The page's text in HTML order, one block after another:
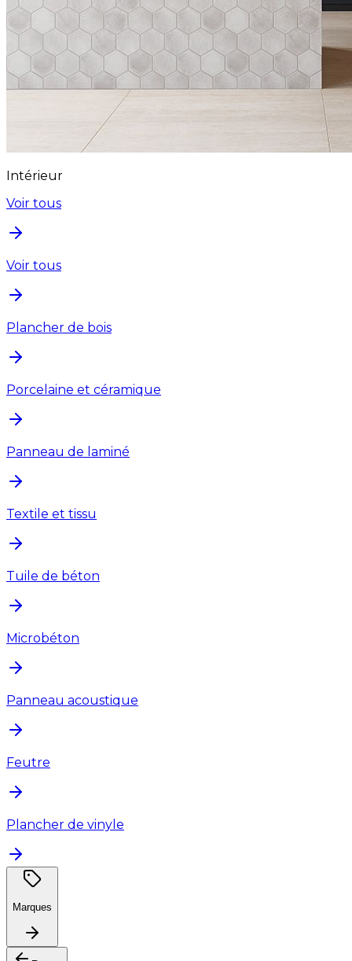
Intérieur
Voir tous
Voir tous
Plancher de bois
Porcelaine et céramique
Panneau de laminé
Textile et tissu
Tuile de béton
Microbéton
Panneau acoustique
Feutre
Plancher de vinyle
Marques